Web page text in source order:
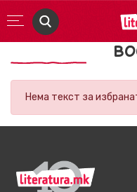
Нема текст за